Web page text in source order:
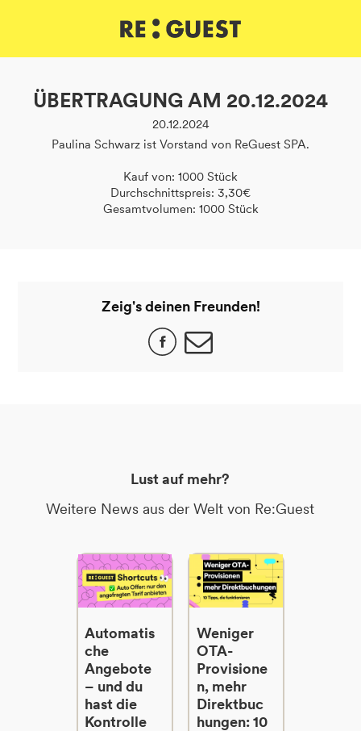
ÜBERTRAGUNG AM 20.12.2024
20.12.2024
Paulina Schwarz ist Vorstand von ReGuest SPA.
Kauf von: 1000 Stück
Durchschnittspreis: 3,30€
Gesamtvolumen: 1000 Stück
Zeig's deinen Freunden!
Lust auf mehr?
Weitere News aus der Welt von Re:Guest
Automatis
che
Angebote
– und du
hast die
Kontrolle
Weniger
OTA-
Provisione
n, mehr
Direktbuc
hungen: 10